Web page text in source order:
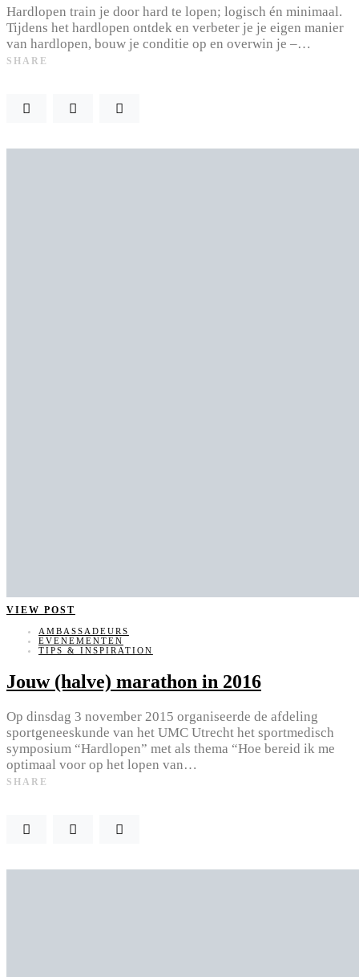
Hardlopen train je door hard te lopen; logisch én minimaal.
Tijdens het hardlopen ontdek en verbeter je je eigen manier
van hardlopen, bouw je conditie op en overwin je –…
SHARE
VIEW POST
AMBASSADEURS
EVENEMENTEN
TIPS & INSPIRATION
Jouw (halve) marathon in 2016
Op dinsdag 3 november 2015 organiseerde de afdeling
sportgeneeskunde van het UMC Utrecht het sportmedisch
symposium “Hardlopen” met als thema “Hoe bereid ik me
optimaal voor op het lopen van…
SHARE